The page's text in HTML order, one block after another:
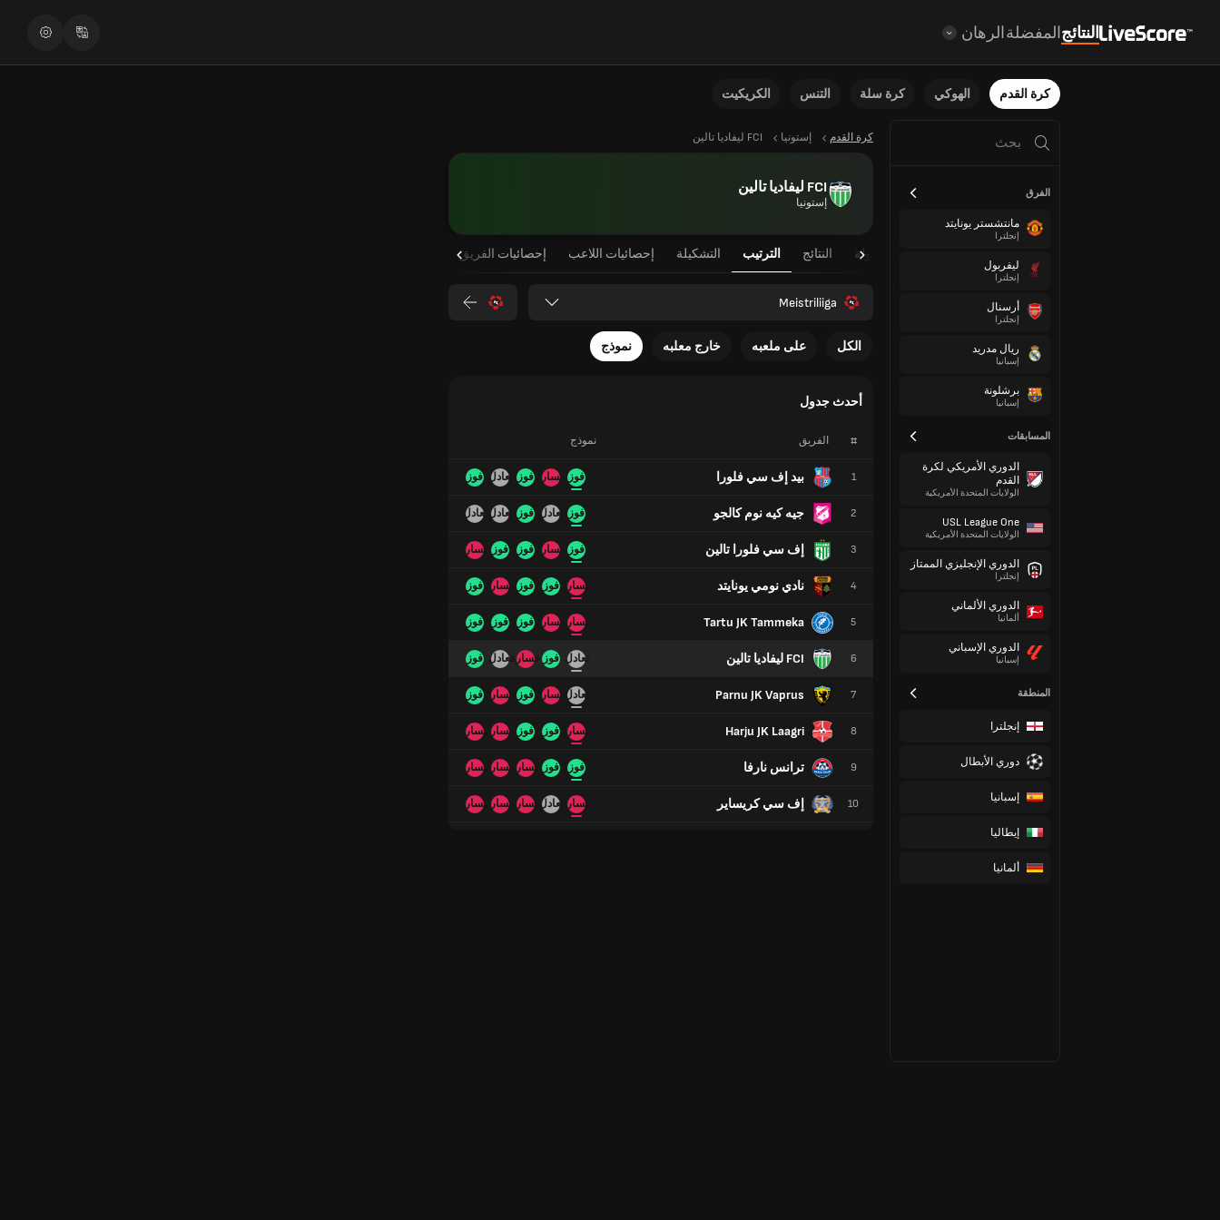
النتائجالمفضلةالرهان
كرة القدم الهوكي كرة سلة التنس الكريكيت
الفرق
مانتشستر يونايتد
إنجلترا
ليفربول
إنجلترا
أرسنال
إنجلترا
ريال مدريد
إسبانيا
برشلونة
إسبانيا
المسابقات
الدوري الأمريكي لكرة
القدم
الولايات المتحدة الأمريكية
USL League One
الولايات المتحدة الأمريكية
الدوري الإنجليزي الممتاز
إنجلترا
الدوري الألماني
ألمانيا
الدوري الإسباني
إسبانيا
المنطقة
إنجلترا
دوري الأبطال
إسبانيا
إيطاليا
ألمانيا
كرة القدم إستونيا FCI ليفاديا تالين
FCI ليفاديا تالين
إستونيا
مباريات مجدولة النتائج الترتيب التشكيلة إحصائيات اللاعب إحصائيات الفريق
Meistriliiga
الكل على ملعبه خارج معلبه نموذج
أحدث جدول
# الفريق
1 بيد إف سي فلورا
2 جيه كيه نوم كالجو
3 إف سي فلورا تالين
4 نادي نومي يونايتد
5
Tartu JK Tammeka
6 FCI ليفاديا تالين
7
Parnu JK Vaprus
8
Harju JK Laagri
9 ترانس نارفا
10 إف سي كريساير
نموذج
فوز تعادل فوز خسارة فوز
تعادل تعادل فوز تعادل فوز
خسارة فوز فوز خسارة فوز
فوز خسارة فوز فوز خسارة
فوز فوز فوز خسارة خسارة
فوز تعادل خسارة فوز تعادل
فوز خسارة فوز خسارة تعادل
خسارة خسارة فوز فوز خسارة
خسارة خسارة خسارة فوز فوز
خسارة خسارة خسارة تعادل خسارة